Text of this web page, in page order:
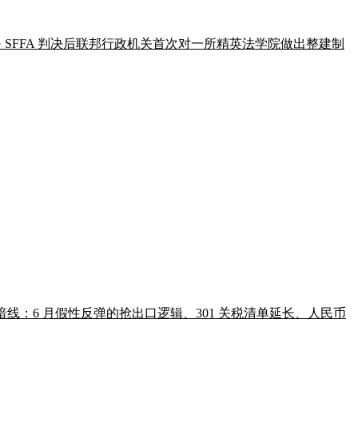
判决后联邦行政机关首次对一所精英法学院做出整建制
：6 月假性反弹的抢出口逻辑、301 关税清单延长、人民币